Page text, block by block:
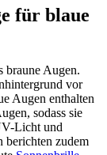
für blaue
braune Augen.
vor
Augen enthalten
sodass sie
Licht und
berichten zudem